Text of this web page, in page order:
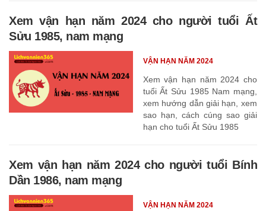
Xem vận hạn năm 2024 cho người tuổi Ất
Sửu 1985, nam mạng
Xem vận hạn năm 2024 cho
tuổi Ất Sửu 1985 Nam mạng,
xem hướng dẫn giải hạn, xem
sao hạn, cách cúng sao giải
hạn cho tuổi Ất Sửu 1985
VẬN HẠN NĂM 2024
Xem vận hạn năm 2024 cho người tuổi Bính
Dần 1986, nam mạng
VẬN HẠN NĂM 2024